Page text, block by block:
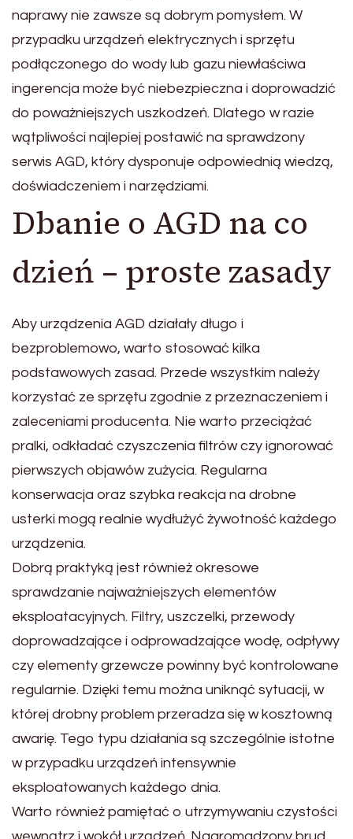
naprawy nie zawsze są dobrym pomysłem. W
przypadku urządzeń elektrycznych i sprzętu
podłączonego do wody lub gazu niewłaściwa
ingerencja może być niebezpieczna i doprowadzić
do poważniejszych uszkodzeń. Dlatego w razie
wątpliwości najlepiej postawić na sprawdzony
serwis AGD, który dysponuje odpowiednią wiedzą,
doświadczeniem i narzędziami.
Dbanie o AGD na co
dzień – proste zasady
Aby urządzenia AGD działały długo i
bezproblemowo, warto stosować kilka
podstawowych zasad. Przede wszystkim należy
korzystać ze sprzętu zgodnie z przeznaczeniem i
zaleceniami producenta. Nie warto przeciążać
pralki, odkładać czyszczenia filtrów czy ignorować
pierwszych objawów zużycia. Regularna
konserwacja oraz szybka reakcja na drobne
usterki mogą realnie wydłużyć żywotność każdego
urządzenia.
Dobrą praktyką jest również okresowe
sprawdzanie najważniejszych elementów
eksploatacyjnych. Filtry, uszczelki, przewody
doprowadzające i odprowadzające wodę, odpływy
czy elementy grzewcze powinny być kontrolowane
regularnie. Dzięki temu można uniknąć sytuacji, w
której drobny problem przeradza się w kosztowną
awarię. Tego typu działania są szczególnie istotne
w przypadku urządzeń intensywnie
eksploatowanych każdego dnia.
Warto również pamiętać o utrzymywaniu czystości